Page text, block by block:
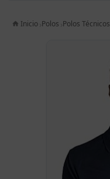
Inicio Polos Polos Técnicos